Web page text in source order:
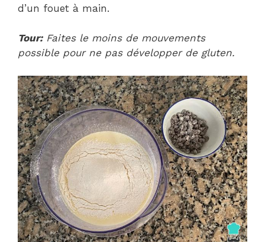
d’un fouet à main.
Tour:Faites le moins de mouvements
possible pour ne pas développer de gluten.